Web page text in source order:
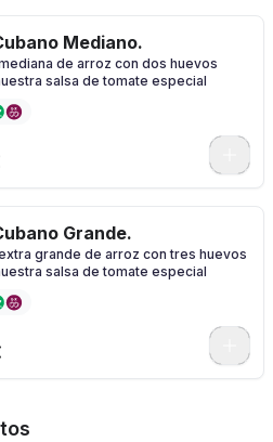
Mediano.
de arroz con dos huevos
salsa de tomate especial
Grande.
grande de arroz con tres huevos
salsa de tomate especial